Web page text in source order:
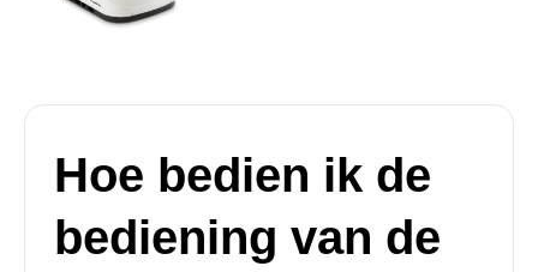
Hoe bedien ik de
bediening van de